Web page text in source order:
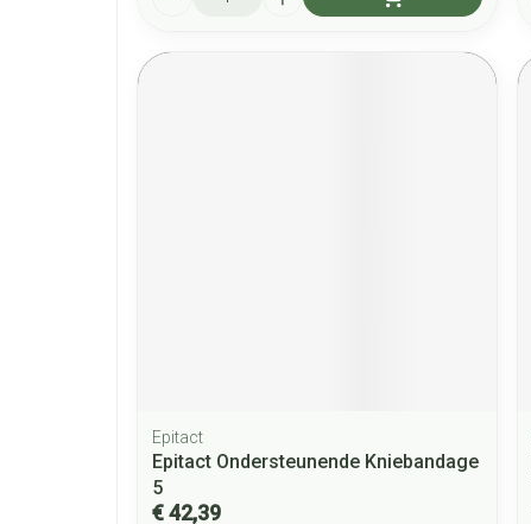
Epitact
Epitact Ondersteunende Kniebandage
5
€ 42,39